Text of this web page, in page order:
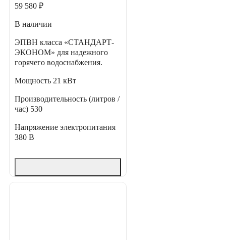
59 580 ₽
В наличии
ЭПВН класса «СТАНДАРТ-
ЭКОНОМ» для надежного
горячего водоснабжения.
Мощность 21 кВт
Производительность (литров /
час) 530
Напряжение электропитания
380 В